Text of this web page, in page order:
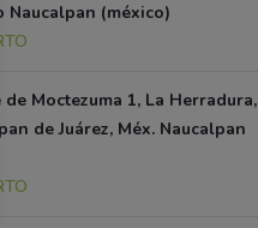
Naucalpan (méxico)
de Moctezuma 1, La Herradura,
de Juárez, Méx. Naucalpan